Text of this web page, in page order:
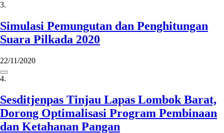
3.
Simulasi Pemungutan dan Penghitungan
Suara Pilkada 2020
22/11/2020
4.
Sesditjenpas Tinjau Lapas Lombok Barat,
Dorong Optimalisasi Program Pembinaan
dan Ketahanan Pangan